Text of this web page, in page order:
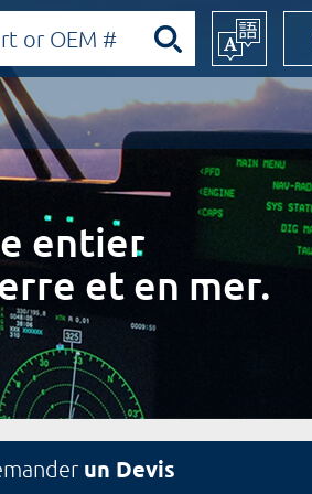
entier
et en mer.
un Devis